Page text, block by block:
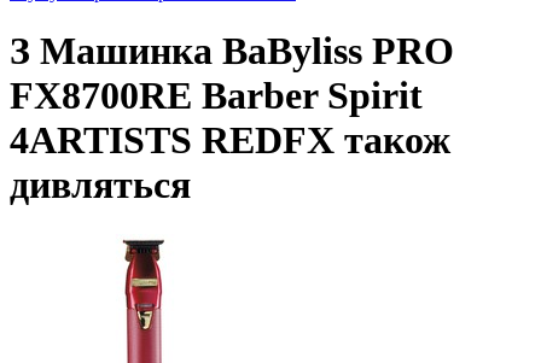
З Машинка BaByliss PRO
FX8700RE Barber Spirit
4ARTISTS REDFX також
дивляться